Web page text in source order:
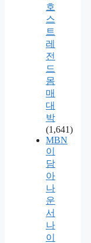
호
스
트
레
전
드
몸
매
대
박
(1,641)
MBN
이
담
아
나
운
서
나
이